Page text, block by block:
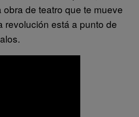
de teatro que te mueve
revolución está a punto de